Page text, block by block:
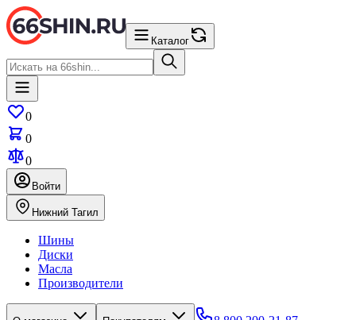
Каталог
0
0
0
Войти
Нижний Тагил
Шины
Диски
Масла
Производители